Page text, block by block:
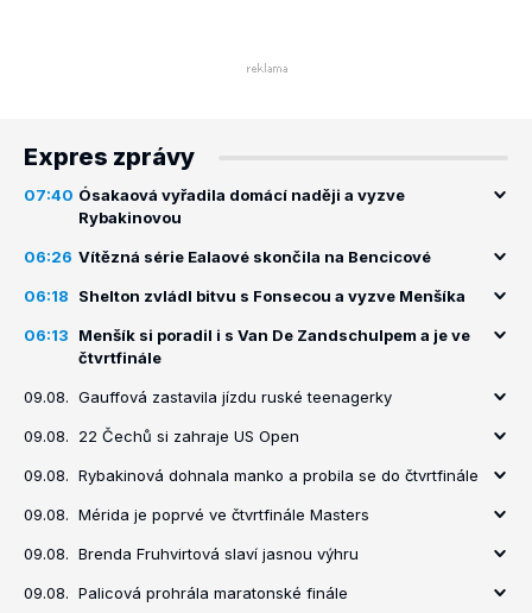
Expres zprávy
07:40 Ósakaová vyřadila domácí naději a vyzve
Rybakinovou
06:26 Vítězná série Ealaové skončila na Bencicové
06:18 Shelton zvládl bitvu s Fonsecou a vyzve Menšíka
06:13
Menšík si poradil i s Van De Zandschulpem a je ve
čtvrtfinále
09.08. Gauffová zastavila jízdu ruské teenagerky
09.08. 22 Čechů si zahraje US Open
09.08. Rybakinová dohnala manko a probila se do čtvrtfinále
09.08. Mérida je poprvé ve čtvrtfinále Masters
09.08. Brenda Fruhvirtová slaví jasnou výhru
09.08. Palicová prohrála maratonské finále